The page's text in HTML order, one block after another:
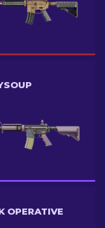
OPERATIVE